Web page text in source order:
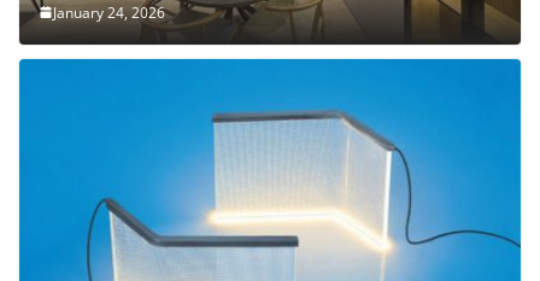
January 24, 2026